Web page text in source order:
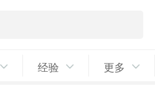
经验 更多